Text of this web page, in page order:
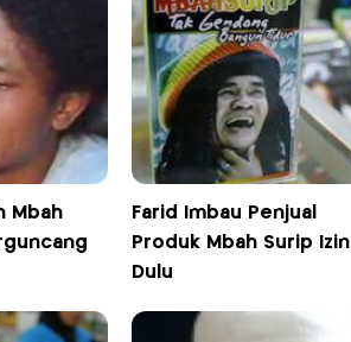
Mbah
Farid Imbau Penjual
Produk Mbah Surip Izin
Dulu